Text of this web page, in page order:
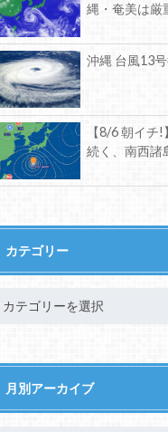
縄・奄美は厳
沖縄 台風13
【8/6 朝イ
続く、南西諸
カテゴリー
月別アーカイブ